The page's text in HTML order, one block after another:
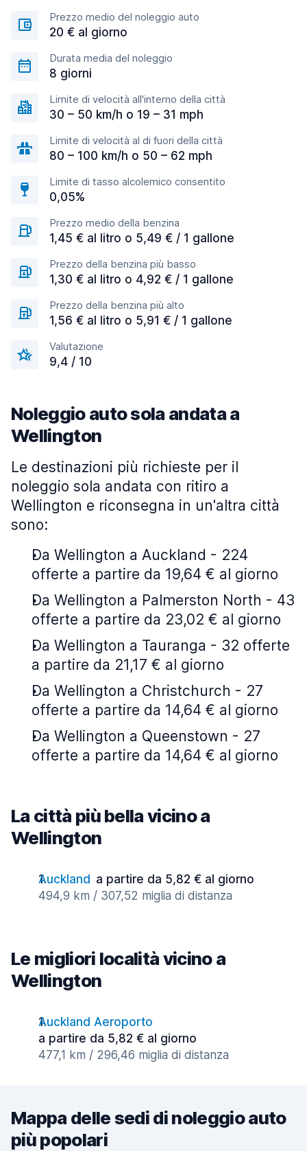
Prezzo medio del noleggio auto
20 € al giorno
Durata media del noleggio
8 giorni
Limite di velocità all'interno della città
30 – 50 km/h o 19 – 31 mph
Limite di velocità al di fuori della città
80 – 100 km/h o 50 – 62 mph
Limite di tasso alcolemico consentito
0,05%
Prezzo medio della benzina
1,45 € al litro o 5,49 € / 1 gallone
Prezzo della benzina più basso
1,30 € al litro o 4,92 € / 1 gallone
Prezzo della benzina più alto
1,56 € al litro o 5,91 € / 1 gallone
Valutazione
9,4 / 10
Noleggio auto sola andata a
Wellington
Le destinazioni più richieste per il
noleggio sola andata con ritiro a
Wellington e riconsegna in un'altra città
sono:
Da Wellington a Auckland - 224
offerte a partire da 19,64 € al giorno
Da Wellington a Palmerston North - 43
offerte a partire da 23,02 € al giorno
Da Wellington a Tauranga - 32 offerte
a partire da 21,17 € al giorno
Da Wellington a Christchurch - 27
offerte a partire da 14,64 € al giorno
Da Wellington a Queenstown - 27
offerte a partire da 14,64 € al giorno
La città più bella vicino a
Wellington
Auckland a partire da 5,82 € al giorno
494,9 km / 307,52 miglia di distanza
Le migliori località vicino a
Wellington
Auckland Aeroporto
a partire da 5,82 € al giorno
477,1 km / 296,46 miglia di distanza
Mappa delle sedi di noleggio auto
più popolari